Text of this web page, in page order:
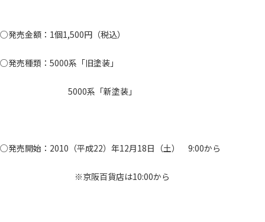
○発売金額：1個1,500円（税込）
○発売種類：5000系「旧塗装」
5000系「新塗装」
○発売開始：2010（平成22）年12月18日（土） 9:00から
※京阪百貨店は10:00から